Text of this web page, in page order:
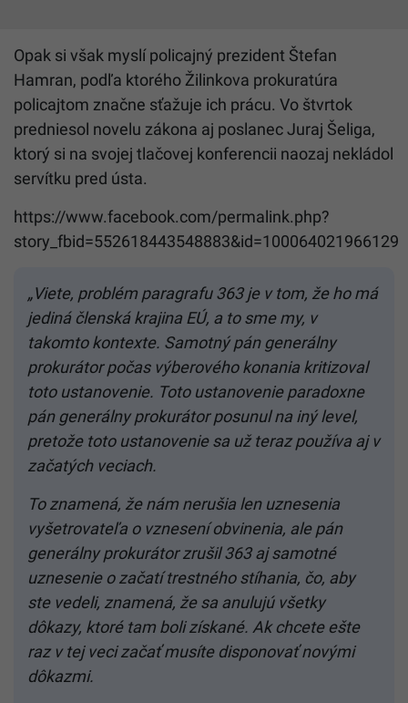
Opak si však myslí policajný prezident Štefan
Hamran, podľa ktorého Žilinkova prokuratúra
policajtom značne sťažuje ich prácu. Vo štvrtok
predniesol novelu zákona aj poslanec Juraj Šeliga,
ktorý si na svojej tlačovej konferencii naozaj nekládol
servítku pred ústa.
https://www.facebook.com/permalink.php?
story_fbid=552618443548883&id=100064021966129
„Viete, problém paragrafu 363 je v tom, že ho má
jediná členská krajina EÚ, a to sme my, v
takomto kontexte. Samotný pán generálny
prokurátor počas výberového konania kritizoval
toto ustanovenie. Toto ustanovenie paradoxne
pán generálny prokurátor posunul na iný level,
pretože toto ustanovenie sa už teraz používa aj v
začatých veciach.
To znamená, že nám nerušia len uznesenia
vyšetrovateľa o vznesení obvinenia, ale pán
generálny prokurátor zrušil 363 aj samotné
uznesenie o začatí trestného stíhania, čo, aby
ste vedeli, znamená, že sa anulujú všetky
dôkazy, ktoré tam boli získané. Ak chcete ešte
raz v tej veci začať musíte disponovať novými
dôkazmi.